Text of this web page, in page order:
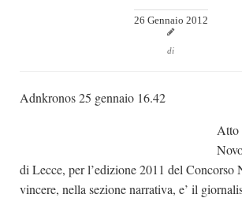
Rassegna Stampa
Generi
26 Gennaio 2012
di
Adnkronos 25 gennaio 16.42
Atto
di Lecce, per l’edizione 2011 del Concorso
vincere, nella sezione narrativa, e’ il